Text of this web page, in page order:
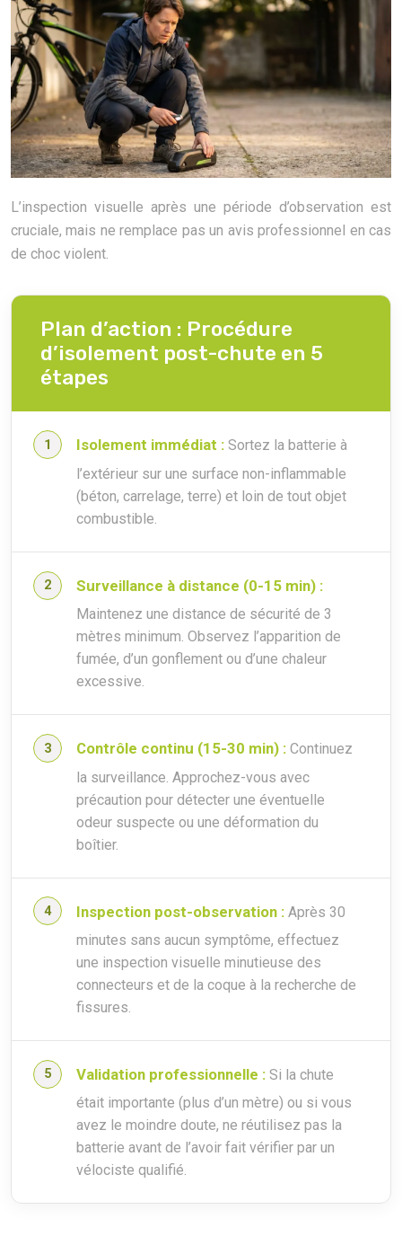
L’inspection visuelle après une période d’observation est
cruciale, mais ne remplace pas un avis professionnel en cas
de choc violent.
Plan d’action : Procédure
d’isolement post-chute en 5
étapes
Isolement immédiat : Sortez la batterie à
l’extérieur sur une surface non-inflammable
(béton, carrelage, terre) et loin de tout objet
combustible.
Surveillance à distance (0-15 min) :
Maintenez une distance de sécurité de 3
mètres minimum. Observez l’apparition de
fumée, d’un gonflement ou d’une chaleur
excessive.
Contrôle continu (15-30 min) : Continuez
la surveillance. Approchez-vous avec
précaution pour détecter une éventuelle
odeur suspecte ou une déformation du
boîtier.
Inspection post-observation : Après 30
minutes sans aucun symptôme, effectuez
une inspection visuelle minutieuse des
connecteurs et de la coque à la recherche de
fissures.
Validation professionnelle : Si la chute
était importante (plus d’un mètre) ou si vous
avez le moindre doute, ne réutilisez pas la
batterie avant de l’avoir fait vérifier par un
vélociste qualifié.